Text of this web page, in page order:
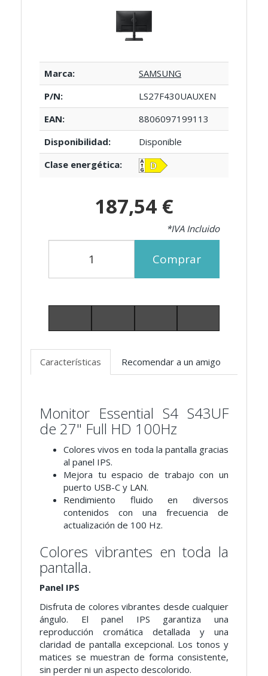
Marca:
SAMSUNG
P/N:
LS27F430UAUXEN
EAN:
8806097199113
Disponibilidad:
Disponible
Clase energética:
187,54 €
*IVA Incluido
Comprar
Características Recomendar a un amigo
Monitor Essential S4 S43UF
de 27" Full HD 100Hz
Colores vivos en toda la pantalla gracias
al panel IPS.
Mejora tu espacio de trabajo con un
puerto USB-C y LAN.
Rendimiento fluido en diversos
contenidos con una frecuencia de
actualización de 100 Hz.
Colores vibrantes en toda la
pantalla.
Panel IPS
Disfruta de colores vibrantes desde cualquier
ángulo. El panel IPS garantiza una
reproducción cromática detallada y una
claridad de pantalla excepcional. Los tonos y
matices se muestran de forma consistente,
sin perder ni un aspecto descolorido.